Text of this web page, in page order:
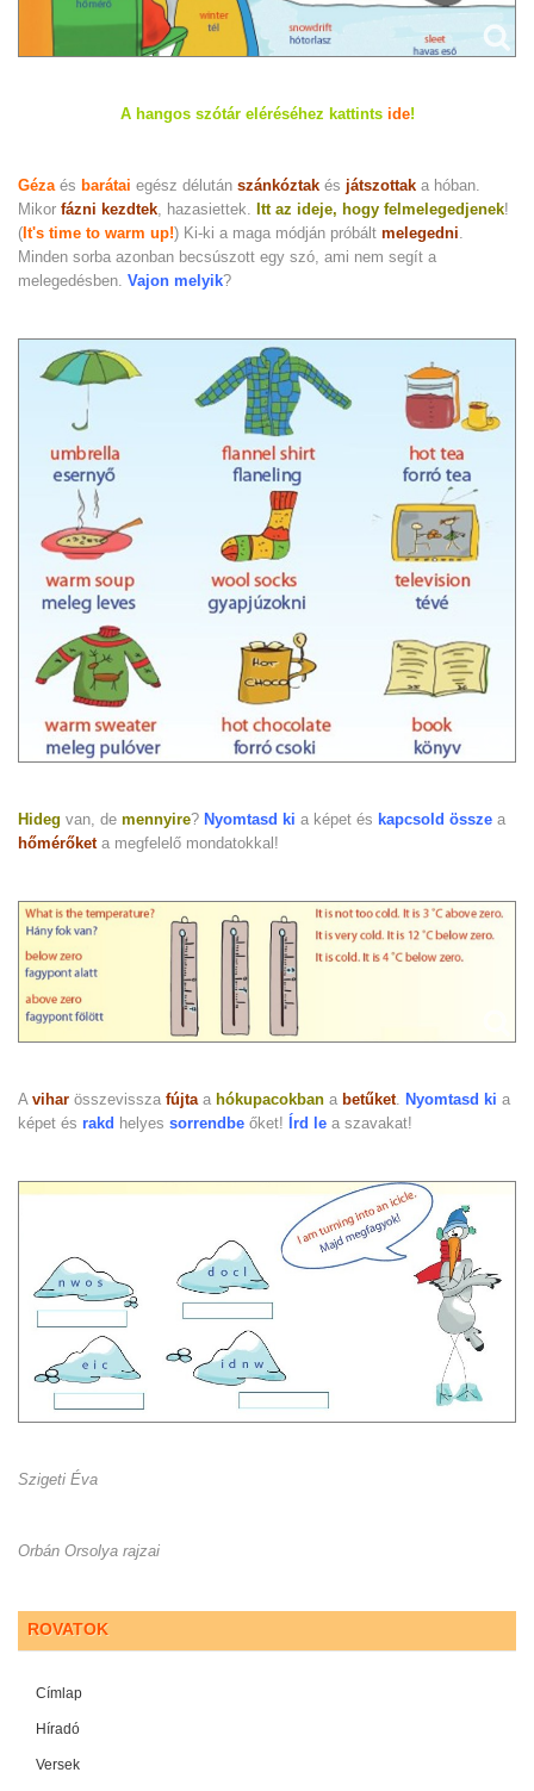
A hangos szótár eléréséhez kattints ide!
Gézaés barátai egész délután szánkóztak és játszottak a hóban.
Mikor fázni kezdtek, hazasiettek. Itt az ideje, hogy felmelegedjenek!
( It's time to warm up!) Ki-ki a maga módján próbált melegedni.
Minden sorba azonban becsúszott egy szó, ami nem segít a
melegedésben. Vajon melyik?
Hideg van, de mennyire? Nyomtasd ki a képet és kapcsold össze a
hőmérőketa megfelelő mondatokkal!
A vihar összevissza fújta a hókupacokban a betűket. Nyomtasd ki a
képet és rakd helyes sorrendbe őket! Írd le a szavakat!
Szigeti Éva
Orbán Orsolya rajzai
ROVATOK
Címlap
Híradó
Versek